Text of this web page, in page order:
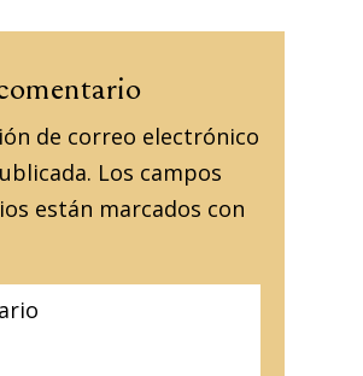
de correo electrónico
Los campos
están marcados con